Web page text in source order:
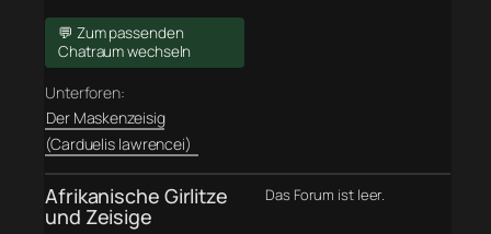
💬 Zum passenden
Chatraum wechseln
Unterforen:
Der Maskenzeisig
(Carduelis lawrencei)
Afrikanische Girlitze
und Zeisige
Das Forum ist leer.